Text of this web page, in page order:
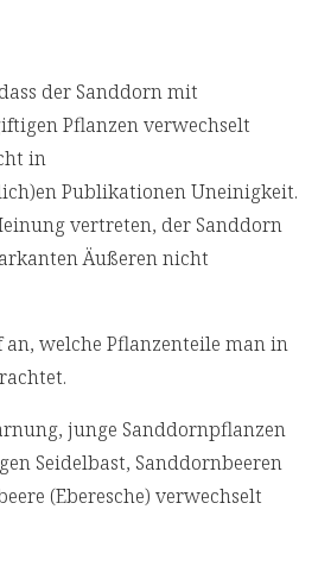
der Sanddorn mit
Pflanzen verwechselt
in
Publikationen Uneinigkeit.
vertreten, der Sanddorn
Äußeren nicht
welche Pflanzenteile man in
junge Sanddornpflanzen
Seidelbast, Sanddornbeeren
(Eberesche) verwechselt